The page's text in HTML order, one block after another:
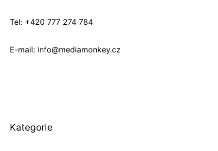
Tel: +420 777 274 784
E-mail: info@mediamonkey.cz
Kategorie